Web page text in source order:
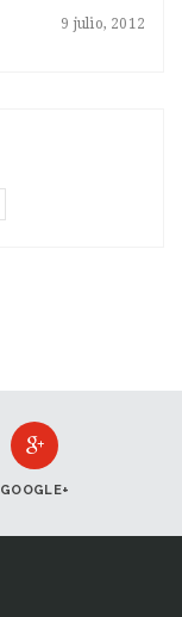
9 julio, 2012
GOOGLE+